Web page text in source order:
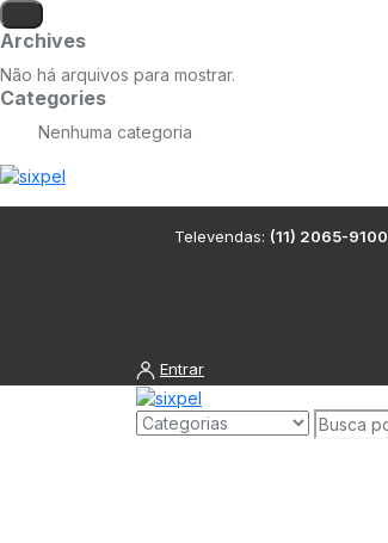
Archives
Não há arquivos para mostrar.
Categories
Nenhuma categoria
Televendas: (11) 2065-9100
Entrar